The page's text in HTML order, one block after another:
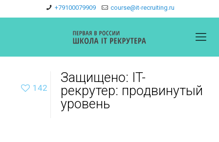
+79100079909 course@it-recruiting.ru
142
Защищено: IT-
рекрутер: продвинутый
уровень